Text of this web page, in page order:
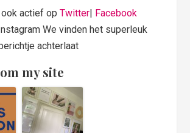
actief opTwitter| Facebook
We vinden het superleuk
achterlaat
my site